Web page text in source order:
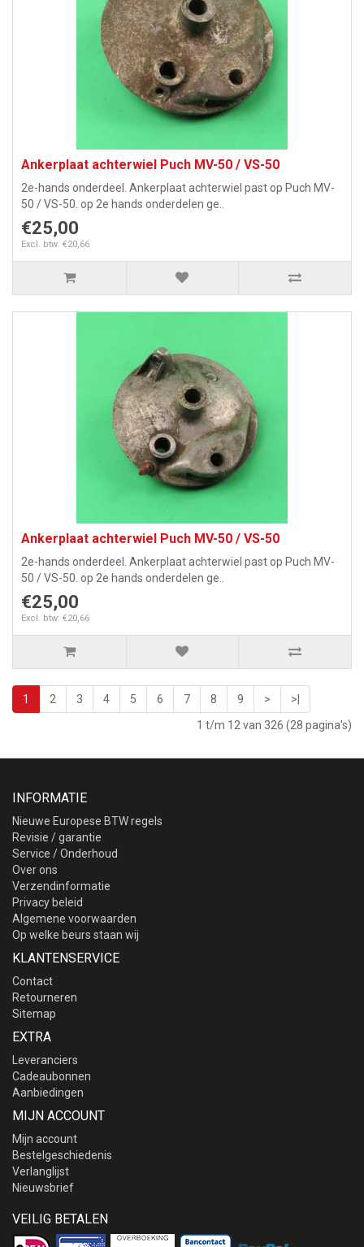
Ankerplaat achterwiel Puch MV-50 / VS-50
2e-hands onderdeel. Ankerplaat achterwiel past op Puch MV-
50 / VS-50. op 2e hands onderdelen ge..
€25,00
Excl. btw: €20,66
Ankerplaat achterwiel Puch MV-50 / VS-50
2e-hands onderdeel. Ankerplaat achterwiel past op Puch MV-
50 / VS-50. op 2e hands onderdelen ge..
€25,00
Excl. btw: €20,66
1 2 3 4 5 6 7 8 9 >
>|
1 t/m 12 van 326 (28 pagina's)
INFORMATIE
Nieuwe Europese BTW regels
Revisie / garantie
Service / Onderhoud
Over ons
Verzendinformatie
Privacy beleid
Algemene voorwaarden
Op welke beurs staan wij
KLANTENSERVICE
Contact
Retourneren
Sitemap
EXTRA
Leveranciers
Cadeaubonnen
Aanbiedingen
MIJN ACCOUNT
Mijn account
Bestelgeschiedenis
Verlanglijst
Nieuwsbrief
VEILIG BETALEN